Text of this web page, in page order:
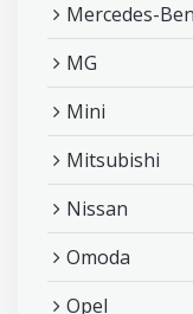
Mercedes-
MG
Mini
Mitsubishi
Nissan
Omoda
Opel